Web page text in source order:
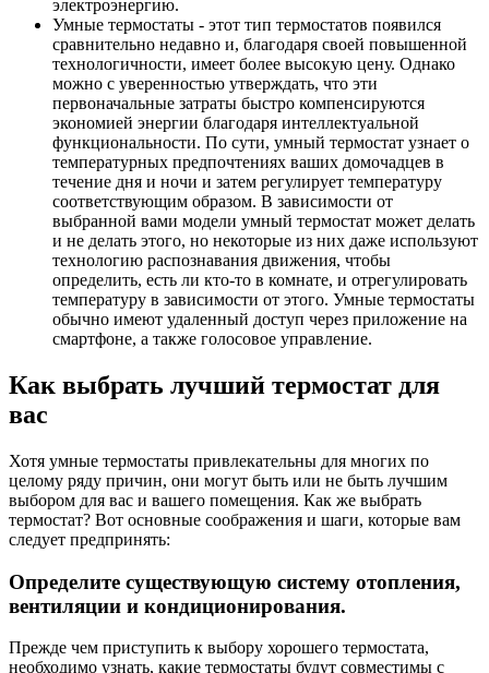
электроэнергию.
Умные термостаты - этот тип термостатов появился
сравнительно недавно и, благодаря своей повышенной
технологичности, имеет более высокую цену. Однако
можно с уверенностью утверждать, что эти
первоначальные затраты быстро компенсируются
экономией энергии благодаря интеллектуальной
функциональности. По сути, умный термостат узнает о
температурных предпочтениях ваших домочадцев в
течение дня и ночи и затем регулирует температуру
соответствующим образом. В зависимости от
выбранной вами модели умный термостат может делать
и не делать этого, но некоторые из них даже используют
технологию распознавания движения, чтобы
определить, есть ли кто-то в комнате, и отрегулировать
температуру в зависимости от этого. Умные термостаты
обычно имеют удаленный доступ через приложение на
смартфоне, а также голосовое управление.
Как выбрать лучший термостат для
вас
Хотя умные термостаты привлекательны для многих по
целому ряду причин, они могут быть или не быть лучшим
выбором для вас и вашего помещения. Как же выбрать
термостат? Вот основные соображения и шаги, которые вам
следует предпринять:
Определите существующую систему отопления,
вентиляции и кондиционирования.
Прежде чем приступить к выбору хорошего термостата,
необходимо узнать, какие термостаты будут совместимы с